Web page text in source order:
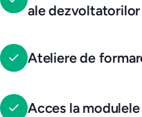
ale
Ateliere de
Acces la modulele